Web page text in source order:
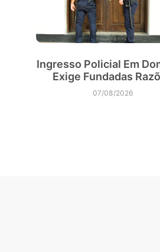
Ingresso Policial Em
Exige Fundadas
07/08/2026